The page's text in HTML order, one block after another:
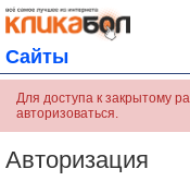
Сайты
Для доступа к закрытому
авторизоваться.
Авторизация